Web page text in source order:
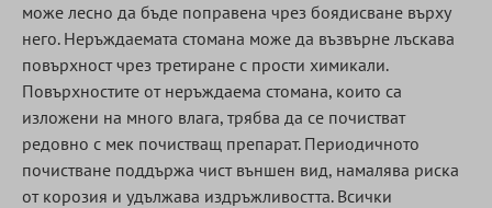
може лесно да бъде поправена чрез боядисване върху
него. Неръждаемата стомана може да възвърне лъскава
повърхност чрез третиране с прости химикали.
Повърхностите от неръждаема стомана, които са
изложени на много влага, трябва да се почистват
редовно с мек почистващ препарат. Периодичното
почистване поддържа чист външен вид, намалява риска
от корозия и удължава издръжливостта. Всички